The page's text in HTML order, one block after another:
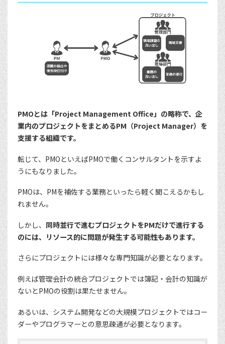
PMOとは「Project Management Office」の略称で、企
業内のプロジェクトをまとめるPM（Project Manager）を
支援する組織です。
転じて、PMOといえばPMOで働くコンサルタントを示すよ
うにもなりました。
PMOは、PMを補佐する業務といったら軽く聞こえるかもし
れません。
しかし、 同時並行で進むプロジェクトをPMだけで進行する
のには、リソース的に問題が発生する可能性もあります。
さらにプロジェクトには様々な専門知識が必要となります。
例えば管理会計の統合プロジェクトでは簿記・会計の知識が
ないとPMOの役割は果たせません。
あるいは、システム開発などの大規模プロジェクトではコー
ダーやプログラマーとの意思疎通が必要となります。